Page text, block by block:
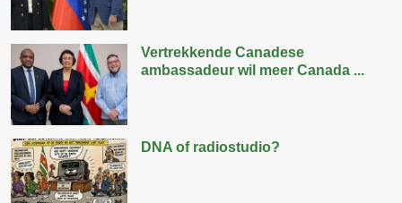
Vertrekkende Canadese
ambassadeur wil meer Canada ...
DNA of radiostudio?